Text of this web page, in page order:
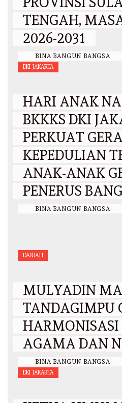
TENGAH,
2026-2031
BINA BANGUN BANGSA
DKI JAKARTA
HARI ANAK
BKKKS DKI
PERKUAT
KEPEDULIAN
ANAK-ANAK
PENERUS
BINA BANGUN BANGSA
DAERAH
MULYADIN
TANDAGIMPU
HARMONISASI
AGAMA DAN
BINA BANGUN BANGSA
DKI JAKARTA